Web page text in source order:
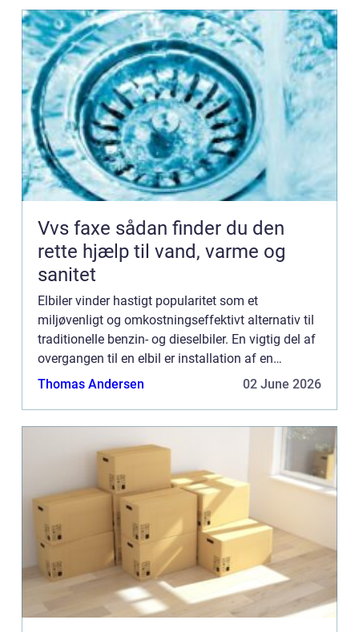
Vvs faxe sådan finder du den
rette hjælp til vand, varme og
sanitet
Elbiler vinder hastigt popularitet som et
miljøvenligt og omkostningseffektivt alternativ til
traditionelle benzin- og dieselbiler. En vigtig del af
overgangen til en elbil er installation af en
ladeboks derhjemme, en enhed der oplader din
Thomas Andersen 02 June 2026